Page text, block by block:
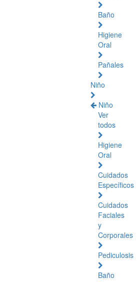
Baño
Higiene
Oral
Pañales
Niño
Niño
Ver
todos
Higiene
Oral
Cuidados
Específicos
Cuidados
Faciales
y
Corporales
Pediculosis
Baño